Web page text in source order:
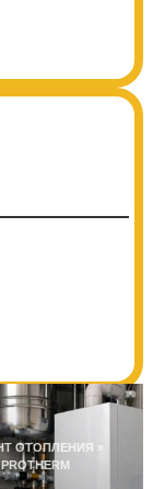
ОТОПЛЕНИЯ »